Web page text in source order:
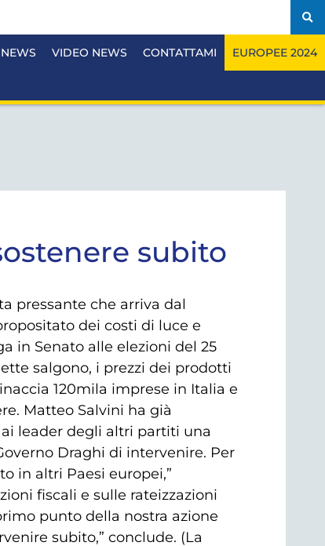
NEWS VIDEO NEWS CONTATTAMI EUROPEE 2024
subito
pressante che arriva dal
dei costi di luce e
in Senato alle elezioni del 25
salgono, i prezzi dei prodotti
120mila imprese in Italia e
Matteo Salvini ha già
leader degli altri partiti una
Draghi di intervenire. Per
in altri Paesi europei,”
fiscali e sulle rateizzazioni
punto della nostra azione
subito,” conclude. (La